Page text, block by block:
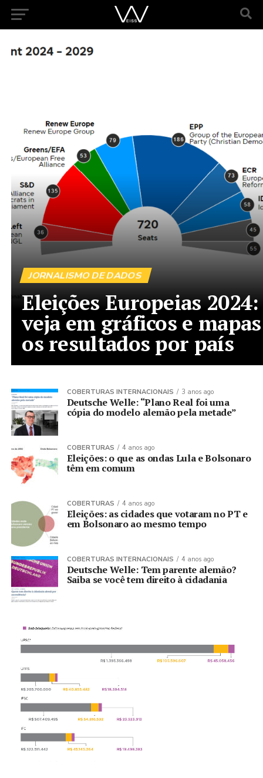
JORNALISMO DE DADOS
Eleições Europeias 2024:
veja em gráficos e mapas
os resultados por país
COBERTURAS INTERNACIONAIS 3 anos ago
Deutsche Welle: “Plano Real foi uma
cópia do modelo alemão pela metade”
COBERTURAS 4 anos ago
Eleições: o que as ondas Lula e Bolsonaro
têm em comum
COBERTURAS 4 anos ago
Eleições: as cidades que votaram no PT e
em Bolsonaro ao mesmo tempo
COBERTURAS INTERNACIONAIS 4 anos ago
Deutsche Welle: Tem parente alemão?
Saiba se você tem direito à cidadania